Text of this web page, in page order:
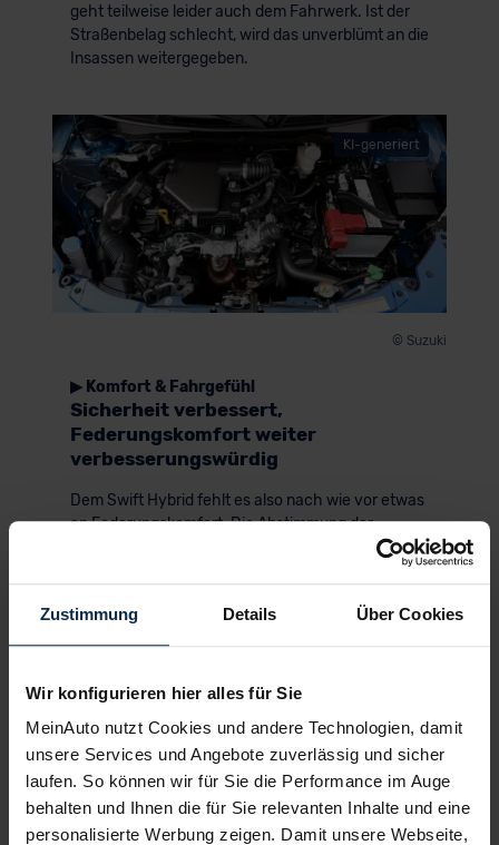
Zustimmung Details Über Cookies
Wir konfigurieren hier alles für Sie
MeinAuto nutzt Cookies und andere Technologien, damit
unsere Services und Angebote zuverlässig und sicher
laufen. So können wir für Sie die Performance im Auge
behalten und Ihnen die für Sie relevanten Inhalte und eine
personalisierte Werbung zeigen. Damit unsere Webseite,
geht teilweise leider auch dem Fahrwerk. Ist der
Straßenbelag schlecht, wird das unverblümt an die
Insassen weitergegeben.
KI-generiert
© Suzuki
▶ Komfort & Fahrgefühl
Sicherheit verbessert,
Federungskomfort weiter
verbesserungswürdig
Dem Swift Hybrid fehlt es also nach wie vor etwas
an Federungskomfort. Die Abstimmung der
Lenkung und der Bremsen ist Suzuki bei der 7.
Generation besser gelungen als bei der 6. Beide
wissen, dass der Swift jetzt mehr aktive
Sicherheitssysteme an Bord hat, als gesetzlich
der Querverkehrswarner, der Totwinkel-Assistent
Beim NCAP-Crashtest kam der Swift Hybrid
trotzdem nicht über 3 von 5 Sternen hinaus. An
der passiven Sicherheitsausstattung liegt es